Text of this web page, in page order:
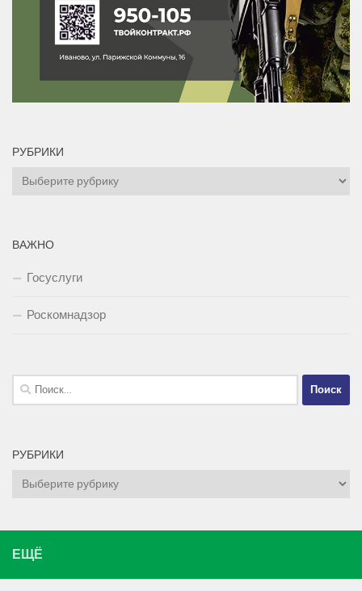
РУБРИКИ
Рубрики
ВАЖНО
Госуслуги
Роскомнадзор
Найти:
РУБРИКИ
Рубрики
ЕЩЁ